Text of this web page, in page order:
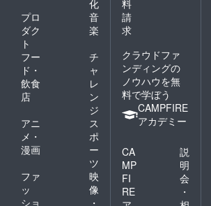
化
プロ
ダク
ト
音
楽
フー
ド・
飲食
店
チ
ャ
レ
ン
ジ
アニ
メ・
漫画
ス
ポ
ー
ツ
ファ
ッ
ショ
映
像
・
料
請
求
クラウドファ
ンディングの
ノウハウを無
料で学ぼう
CAMPFIRE
アカデミー
CA
MP
FI
RE
説
明
会
・